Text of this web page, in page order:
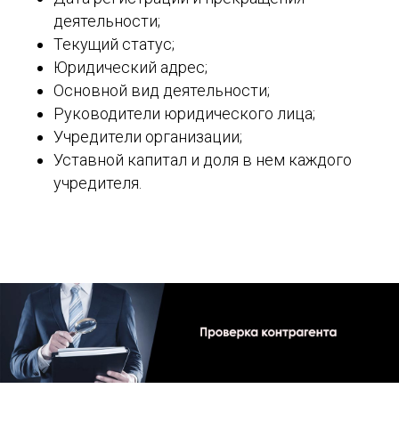
деятельности;
Текущий статус;
Юридический адрес;
Основной вид деятельности;
Руководители юридического лица;
Учредители организации;
Уставной капитал и доля в нем каждого
учредителя.